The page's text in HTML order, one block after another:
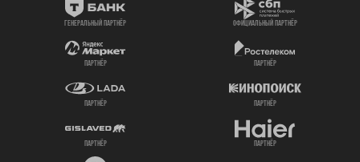
генеральный партнёр официальный партнёр
партнёр партнёр
партнёр партнёр
партнёр партнёр